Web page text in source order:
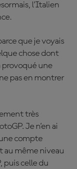
l’Italien
que je voyais
chose dont
provoqué une
pas en montrer
très
Je n’en ai
compte
au même niveau
puis celle du